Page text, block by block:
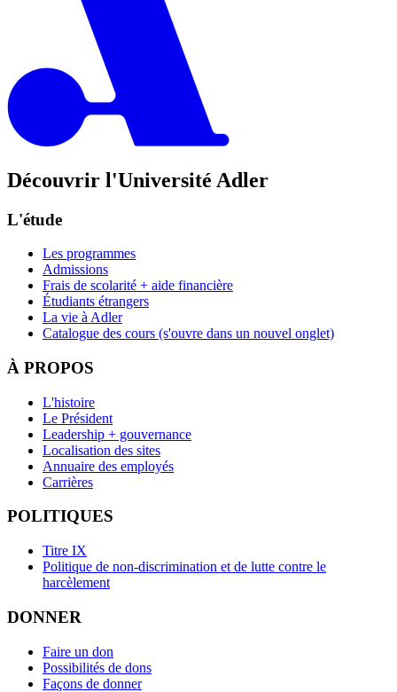
Découvrir l'Université Adler
L'étude
Les programmes
Admissions
Frais de scolarité + aide financière
Étudiants étrangers
La vie à Adler
Catalogue des cours (s'ouvre dans un nouvel onglet)
À PROPOS
L'histoire
Le Président
Leadership + gouvernance
Localisation des sites
Annuaire des employés
Carrières
POLITIQUES
Titre IX
Politique de non-discrimination et de lutte contre le
harcèlement
DONNER
Faire un don
Possibilités de dons
Façons de donner